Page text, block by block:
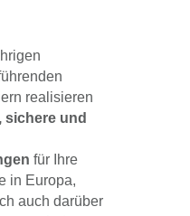
realisieren
sichere und
für Ihre
in Europa,
auch darüber